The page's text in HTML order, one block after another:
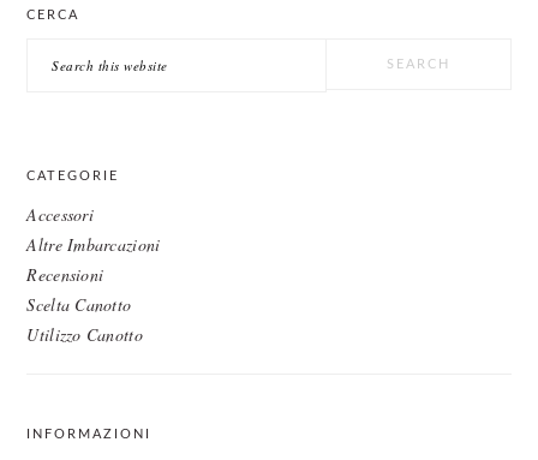
CERCA
CATEGORIE
Accessori
Altre Imbarcazioni
Recensioni
Scelta Canotto
Utilizzo Canotto
INFORMAZIONI